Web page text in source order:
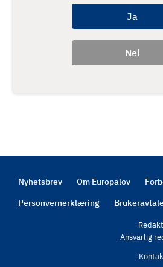
Footer
Nyhetsbrev Om Europalov
Personvernerklæring
Ansvarlig